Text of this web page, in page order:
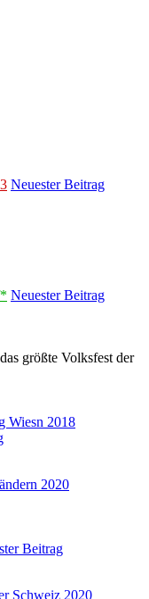
Neuester Beitrag
Neuester Beitrag
größte Volksfest der
Wiesn 2018
2020
Beitrag
Schweiz 2020